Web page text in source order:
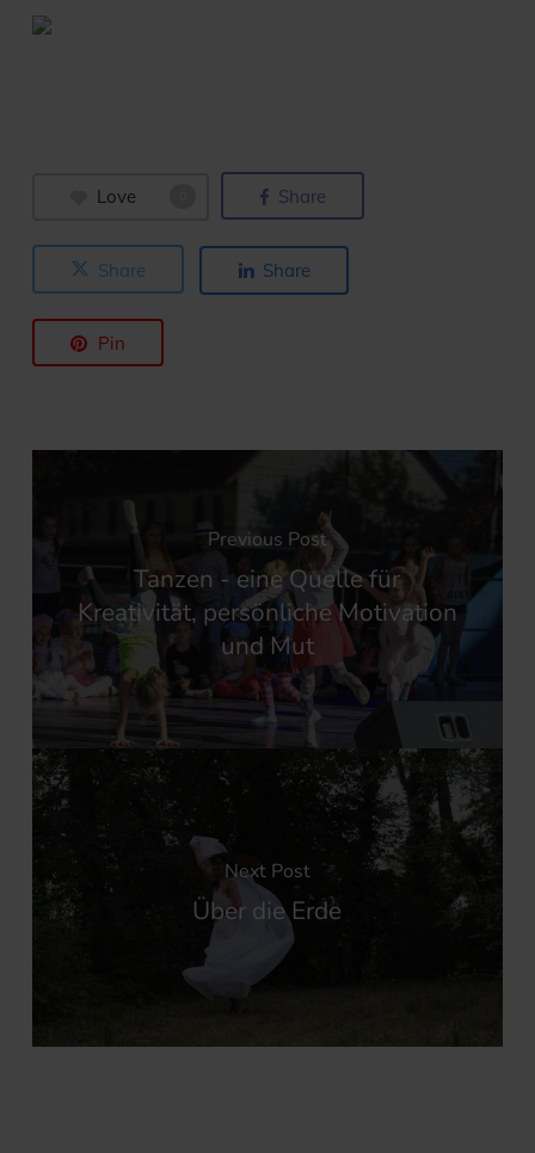
Love Share
Share Share
Pin
Previous Post
Tanzen - eine Quelle für
Kreativität, persönliche Motivation
und Mut
Next Post
Über die Erde